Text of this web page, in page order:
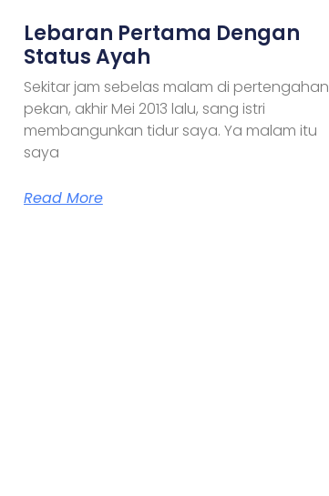
Lebaran Pertama Dengan
Status Ayah
Sekitar jam sebelas malam di pertengahan
pekan, akhir Mei 2013 lalu, sang istri
membangunkan tidur saya. Ya malam itu
saya
Read More